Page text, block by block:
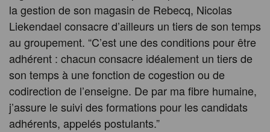
la gestion de son magasin de Rebecq, Nicolas
Liekendael consacre d’ailleurs un tiers de son temps
au groupement. “C’est une des conditions pour être
adhérent : chacun consacre idéalement un tiers de
son temps à une fonction de cogestion ou de
codirection de l’enseigne. De par ma fibre humaine,
j’assure le suivi des formations pour les candidats
adhérents, appelés postulants.”